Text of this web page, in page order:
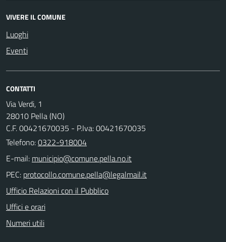
VIVERE IL COMUNE
Luoghi
Eventi
CONTATTI
Via Verdi, 1
28010 Pella (NO)
C.F. 00421670035 - P.Iva: 00421670035
Telefono:0322-918004
E-mail:
PEC:
Ufficio Relazioni con il Pubblico
Uffici e orari
Numeri utili